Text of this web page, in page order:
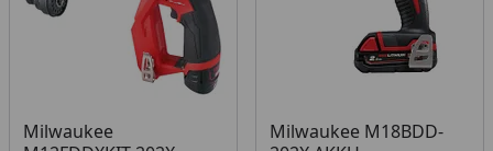
Milwaukee
Milwaukee M18BDD-